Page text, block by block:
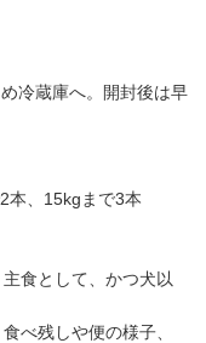
冷蔵庫へ。開封後は早
本、15kgまで3本
食として、かつ犬以
べ残しや便の様子、